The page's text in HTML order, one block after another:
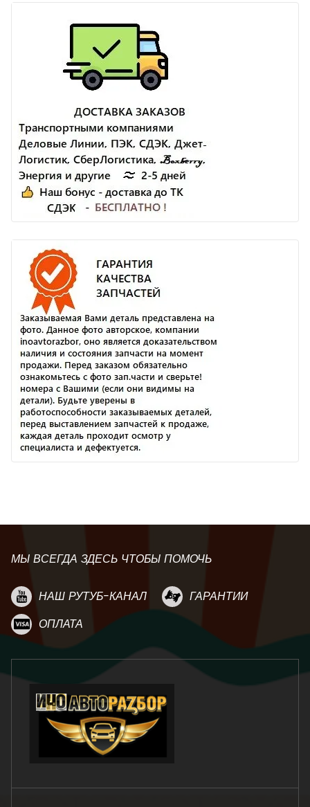
МЫ ВСЕГДА ЗДЕСЬ ЧТОБЫ ПОМОЧЬ
НАШ РУТУБ-КАНАЛ
ГАРАНТИИ
ОПЛАТА